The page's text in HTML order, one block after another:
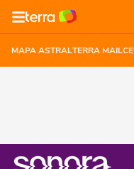
MAPA ASTRALTERRA MAIL